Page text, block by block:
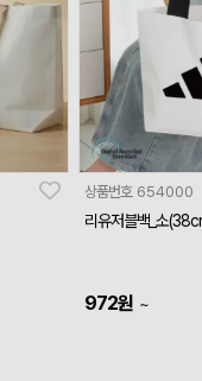
상품번호 654000
리유저블백_소
972원 ~